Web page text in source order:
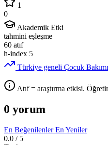
1
0
Akademik Etki
tahmini eşleşme
60 atıf
h-index 5
Türkiye geneli Çocuk
Atıf = araştırma etkisi.
0 yorum
En BeğenilenlerEn Yeniler
0.0 / 5